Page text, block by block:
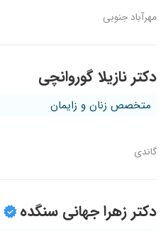
مهرآباد جنوبی
دکتر نازیلا گوروانچی
متخصص زنان و زایمان
گاندی
دکتر زهرا جهانی سنگده